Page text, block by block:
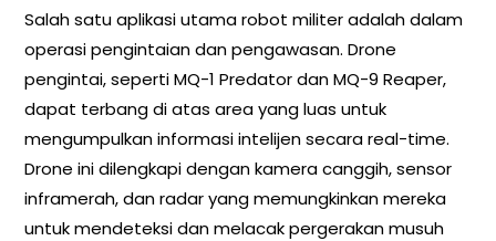
Salah satu aplikasi utama robot militer adalah dalam
operasi pengintaian dan pengawasan. Drone
pengintai, seperti MQ-1 Predator dan MQ-9 Reaper,
dapat terbang di atas area yang luas untuk
mengumpulkan informasi intelijen secara real-time.
Drone ini dilengkapi dengan kamera canggih, sensor
inframerah, dan radar yang memungkinkan mereka
untuk mendeteksi dan melacak pergerakan musuh